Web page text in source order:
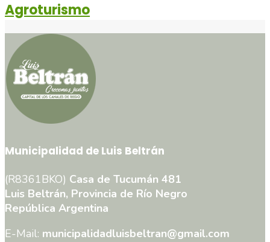
Agroturismo
Municipalidad de Luis Beltrán
(R8361BKO) Casa de Tucumán 481
Luis Beltrán, Provincia de Río Negro
República Argentina
E-Mail: municipalidadluisbeltran@gmail.com